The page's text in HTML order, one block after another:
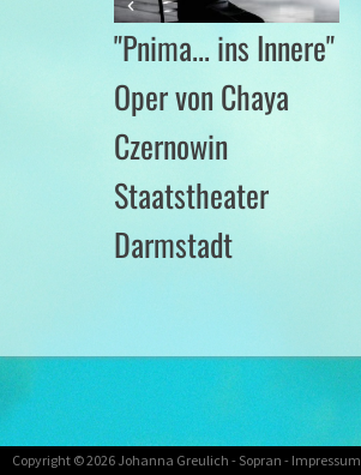
"Pnima... ins Innere"
Oper von Chaya
Czernowin
Staatstheater
Darmstadt
Copyright © 2026 Johanna Greulich - Sopran - Impressum